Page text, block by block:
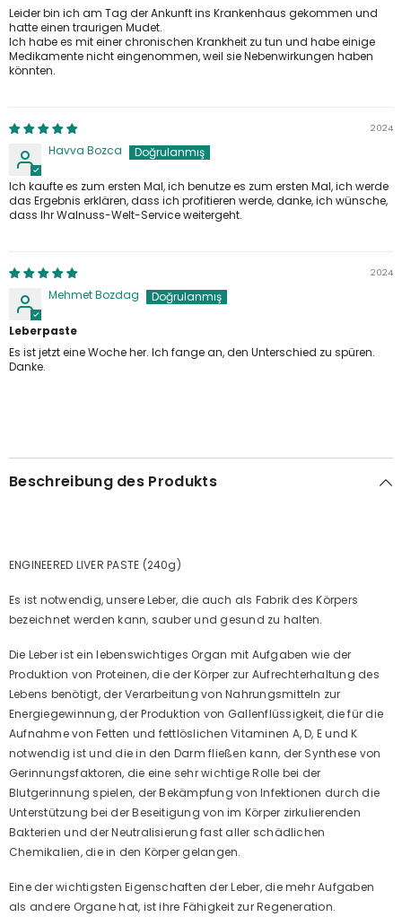
Leider bin ich am Tag der Ankunft ins Krankenhaus gekommen und
hatte einen traurigen Mudet.
Ich habe es mit einer chronischen Krankheit zu tun und habe einige
Medikamente nicht eingenommen, weil sie Nebenwirkungen haben
könnten.
2024
Havva Bozca
Ich kaufte es zum ersten Mal, ich benutze es zum ersten Mal, ich werde
das Ergebnis erklären, dass ich profitieren werde, danke, ich wünsche,
dass Ihr Walnuss-Welt-Service weitergeht.
2024
Mehmet Bozdag
Leberpaste
Es ist jetzt eine Woche her. Ich fange an, den Unterschied zu spüren.
Danke.
Beschreibung des Produkts
ENGINEERED LIVER PASTE (240g)
Es ist notwendig, unsere Leber, die auch als Fabrik des Körpers
bezeichnet werden kann, sauber und gesund zu halten.
Die Leber ist ein lebenswichtiges Organ mit Aufgaben wie der
Produktion von Proteinen, die der Körper zur Aufrechterhaltung des
Lebens benötigt, der Verarbeitung von Nahrungsmitteln zur
Energiegewinnung, der Produktion von Gallenflüssigkeit, die für die
Aufnahme von Fetten und fettlöslichen Vitaminen A, D, E und K
notwendig ist und die in den Darm fließen kann, der Synthese von
Gerinnungsfaktoren, die eine sehr wichtige Rolle bei der
Blutgerinnung spielen, der Bekämpfung von Infektionen durch die
Unterstützung bei der Beseitigung von im Körper zirkulierenden
Bakterien und der Neutralisierung fast aller schädlichen
Chemikalien, die in den Körper gelangen.
Eine der wichtigsten Eigenschaften der Leber, die mehr Aufgaben
als andere Organe hat, ist ihre Fähigkeit zur Regeneration.